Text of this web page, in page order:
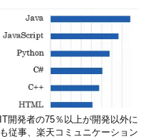
IT開発者の75％以上が開発以外に
も従事、楽天コミュニケーション